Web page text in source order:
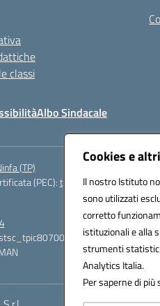
Cookies e
Il nostro Istituto
sono utilizzati
corretto
istituzionali e alla
strumenti
Analytics Italia.
Per saperne di
classi
Albo Sindacale
(TP)
(PEC):